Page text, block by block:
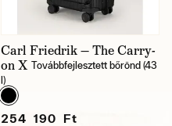
Carl Friedrik — The Carry-
on X Továbbfejlesztett bőrönd (43
l)
254 190 Ft